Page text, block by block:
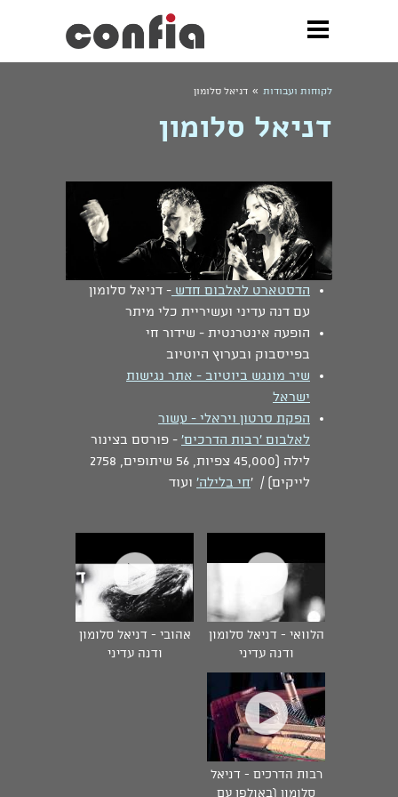
לקוחות ועבודות » דניאל סלומון
דניאל סלומון
הדסטארט לאלבום חדש - דניאל סלומון
עם דנה עדיני ועשיריית כלי מיתר
הופעה אינטרנטית - שידור חי
בפייסבוק ובערוץ היוטיוב
שיר מונגש ביוטיוב - אתר נגישות
ישראל
הפקת סרטון ויראלי - עשור
לאלבום 'רבות הדרכים' - פורסם בצינור
לילה (45,000 צפיות, 56 שיתופים, 2758
לייקים) / 'חי בלילה' ועוד
הלוואי - דניאל סלומון
ודנה עדיני
אהובי - דניאל סלומון
ודנה עדיני
רבות הדרכים - דניאל